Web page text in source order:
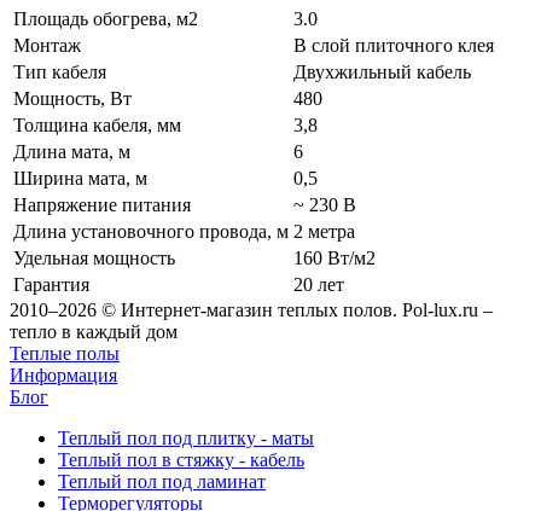
Площадь обогрева, м2
3.0
Монтаж
В слой плиточного клея
Тип кабеля
Двухжильный кабель
Мощность, Вт
480
Толщина кабеля, мм
3,8
Длина мата, м
6
Ширина мата, м
0,5
Напряжение питания
~ 230 В
Длина установочного провода, м 2 метра
Удельная мощность
160 Вт/м2
Гарантия
20 лет
2010–2026 © Интернет-магазин теплых полов. Pol-lux.ru –
тепло в каждый дом
Теплые полы
Информация
Блог
Теплый пол под плитку - маты
Теплый пол в стяжку - кабель
Теплый пол под ламинат
Терморегуляторы